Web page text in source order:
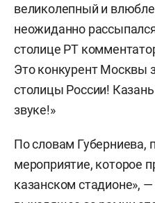
великолепный и
неожиданно
столице РТ
Это конкурент Москвы
столицы России!
звуке!»
По словам Губерниева,
мероприятие, которое
казанском стадионе»,